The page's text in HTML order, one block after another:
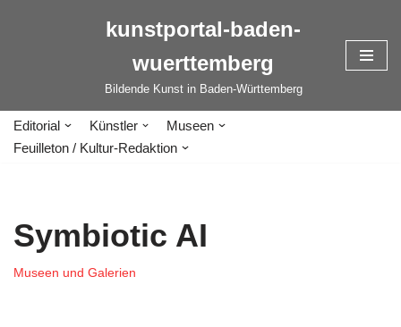
kunstportal-baden-
wuerttemberg
Bildende Kunst in Baden-Württemberg
Editorial Künstler
Museen
Feuilleton / Kultur-Redaktion
Symbiotic AI
Museen und Galerien